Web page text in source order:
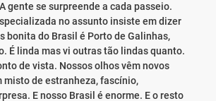
gente se surpreende a cada passeio.
no assunto insiste em dizer
bonita do Brasil é Porto de Galinhas,
É linda mas vi outras tão lindas quanto.
de vista. Nossos olhos vêm novos
misto de estranheza, fascínio,
E nosso Brasil é enorme. E o resto